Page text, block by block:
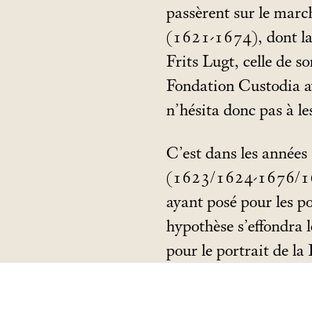
passèrent sur le
(1621-1674), dont la
Frits Lugt, celle de
Fondation Custodia
n’hésita donc pas à
C’est dans les
(1623/1624-1676/
ayant posé pour les
hypothèse
pour le portrait de la